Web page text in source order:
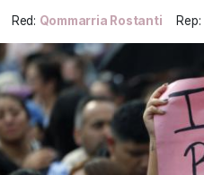
Red: Qommarria Rostanti Rep: